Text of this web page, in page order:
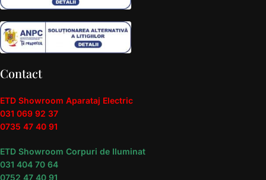
Contact
ETD Showroom Aparataj Electric
031 069 92 37
0735 47 40 91
ETD Showroom Corpuri de Iluminat
031 404 70 64
0752 47 40 91